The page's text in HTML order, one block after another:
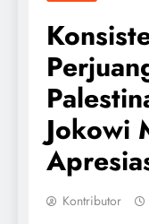
Jokowi
Kontributor